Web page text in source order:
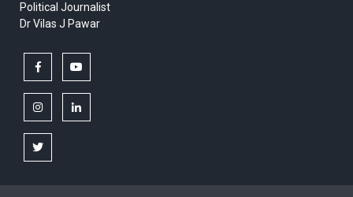
Political Journalist
Dr Vilas J Pawar
facebook
instagramlinkedin
twitter